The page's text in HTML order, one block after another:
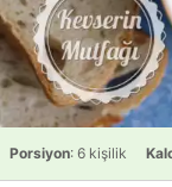
Porsiyon: 6 kişilik